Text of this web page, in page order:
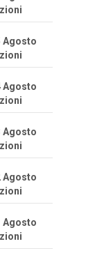
Agosto
Agosto
Agosto
Agosto
Agosto